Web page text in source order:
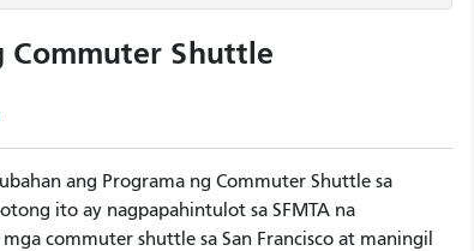
Commuter Shuttle
ang Programa ng Commuter Shuttle sa
ito ay nagpapahintulot sa SFMTA na
commuter shuttle sa San Francisco at maningil